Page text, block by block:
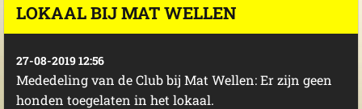
LOKAAL BIJ MAT WELLEN
27-08-2019 12:56
Mededeling van de Club bij Mat Wellen: Er zijn geen
honden toegelaten in het lokaal.